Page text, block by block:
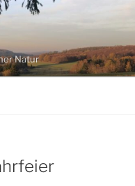
Natur